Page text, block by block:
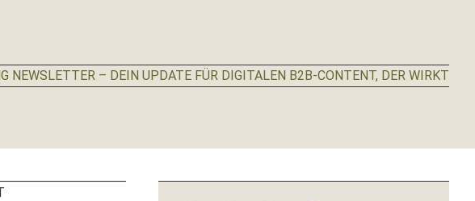
NEWSLETTER – DEIN UPDATE FÜR DIGITALEN B2B-CONTENT, DER WIRKT